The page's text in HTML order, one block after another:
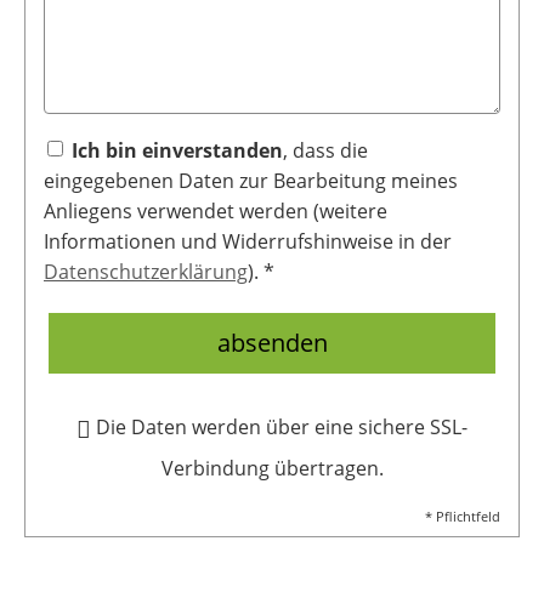
Ich bin einverstanden, dass die
eingegebenen Daten zur Bearbeitung meines
Anliegens verwendet werden (weitere
Informationen und Widerrufshinweise in der
Datenschutzerklärung). *
absenden
Die Daten werden über eine sichere SSL-
Verbindung übertragen.
* Pflichtfeld